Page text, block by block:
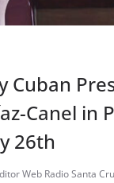
Cuban
Canel in
26th
Web Radio Santa